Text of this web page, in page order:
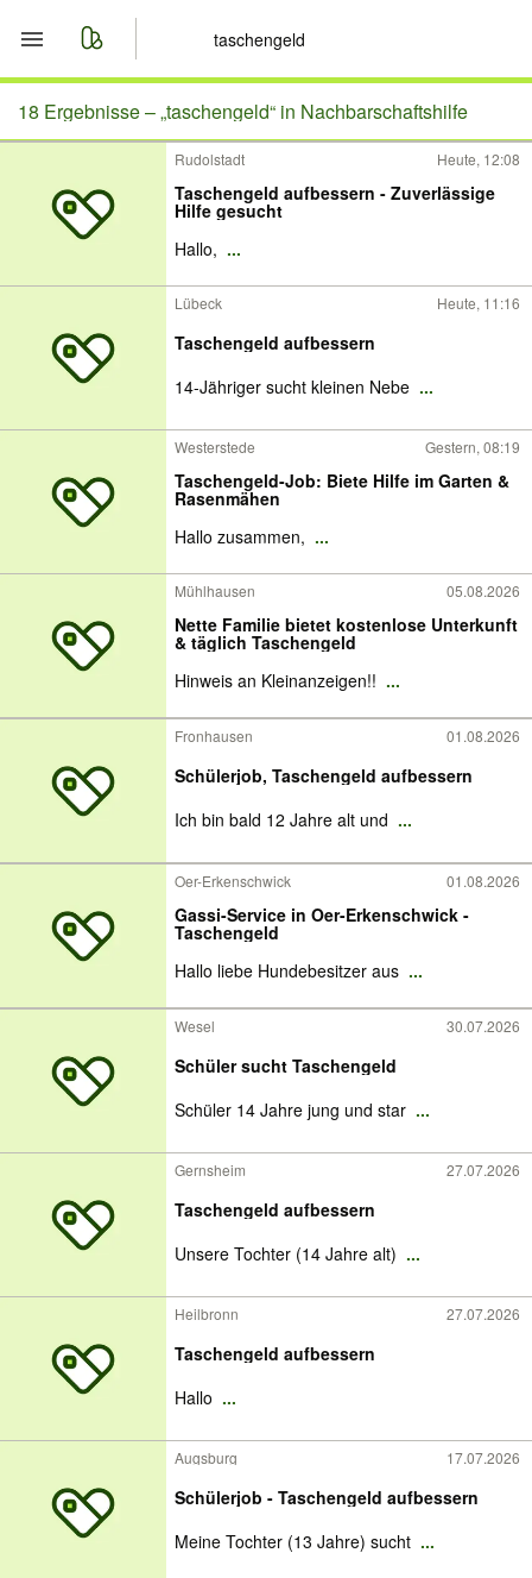
Start
Nachrichten
Anzeige aufgeben
18 Ergebnisse –„taschengeld“ in Nachbarschaftshilfe
Rudolstadt Heute, 12:08
Taschengeld aufbessern - Zuverlässige
Hilfe gesucht
Hallo, ...
Lübeck Heute, 11:16
Taschengeld aufbessern
14-Jähriger sucht kleinen Nebe ...
Westerstede Gestern, 08:19
Taschengeld-Job: Biete Hilfe im Garten &
Rasenmähen
Hallo zusammen, ...
Mühlhausen 05.08.2026
Nette Familie bietet kostenlose Unterkunft
& täglich Taschengeld
Hinweis an Kleinanzeigen!! ...
Fronhausen 01.08.2026
Schülerjob, Taschengeld aufbessern
Ich bin bald 12 Jahre alt und ...
Oer-Erkenschwick 01.08.2026
Gassi-Service in Oer-Erkenschwick -
Taschengeld
Hallo liebe Hundebesitzer aus ...
Wesel 30.07.2026
Schüler sucht Taschengeld
Schüler 14 Jahre jung und star ...
Gernsheim 27.07.2026
Taschengeld aufbessern
Unsere Tochter (14 Jahre alt) ...
Heilbronn 27.07.2026
Taschengeld aufbessern
Hallo ...
Augsburg 17.07.2026
Schülerjob - Taschengeld aufbessern
Meine Tochter (13 Jahre) sucht ...